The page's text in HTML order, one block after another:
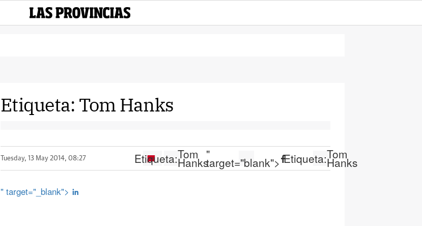
Etiqueta: Tom Hanks
Tuesday, 13 May 2014, 08:27 Etiqueta:Tom
Hanks
"
target="blank"> Etiqueta:Tom
Hanks
" target="_blank">